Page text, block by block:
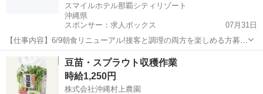
スマイルホテル那覇シティリゾート
沖縄県
スポンサー：求人ボックス
07月31日
【仕事内容】6/9朝食リニューアル!接客と調理の両方を楽しめる方募
集!難しい調理はありません! 接客を中心に調理まで幅広く携わるオー
プニング募集。ホール業務を中心にお任せします。メニューや工程は
固定なので安心! 6/9の朝食内製化...
アルバイト・パート
豆苗・スプラウト収穫作業
時給1,250円
株式会社沖縄村上農園